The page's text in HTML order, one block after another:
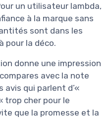
un utilisateur lambda,
à la marque sans
sont dans les
pour la déco.
donne une impression
avec la note
qui parlent d’«
trop cher pour le
que la promesse et la